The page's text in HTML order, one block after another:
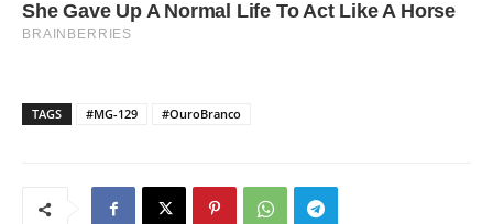
TAGS #MG-129 #OuroBranco